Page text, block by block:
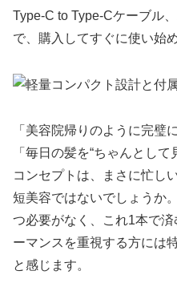
Type-C to Type-Cケーブル
で、購入してすぐに使い始
「美容院帰りのように完璧
「毎日の髪を“ちゃんとし
コンセプトは、まさに忙し
短美容ではないでしょうか
つ必要がなく、これ1本で
ーマンスを重視する方には
と感じます。